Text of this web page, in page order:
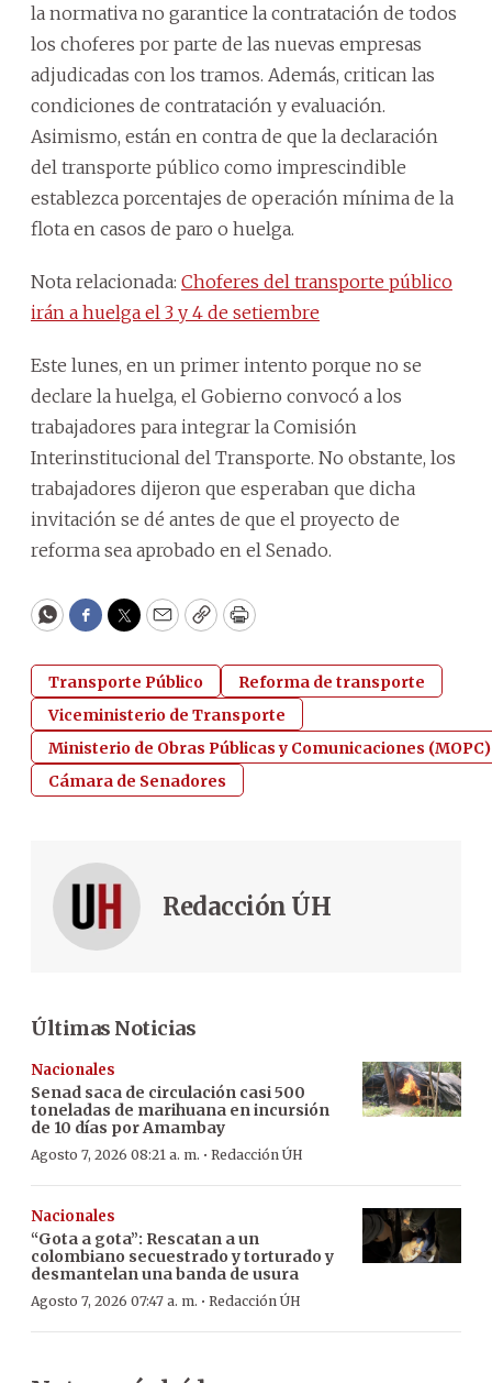
la normativa no garantice la contratación de todos
los choferes por parte de las nuevas empresas
adjudicadas con los tramos. Además, critican las
condiciones de contratación y evaluación.
Asimismo, están en contra de que la declaración
del transporte público como imprescindible
establezca porcentajes de operación mínima de la
flota en casos de paro o huelga.
Nota relacionada: Choferes del transporte público
irán a huelga el 3 y 4 de setiembre
Este lunes, en un primer intento porque no se
declare la huelga, el Gobierno convocó a los
trabajadores para integrar la Comisión
Interinstitucional del Transporte. No obstante, los
trabajadores dijeron que esperaban que dicha
invitación se dé antes de que el proyecto de
reforma sea aprobado en el Senado.
WhatsApp
Facebook
Twitter
EmailCopyPrint
Transporte Público
Reforma de transporte
Viceministerio de Transporte
Ministerio de Obras Públicas y Comunicaciones (MOPC)
Cámara de Senadores
Redacción ÚH
Últimas Noticias
Nacionales
Senad saca de circulación casi 500
toneladas de marihuana en incursión
de 10 días por Amambay
Agosto 7, 2026 08:21 a. m. · Redacción ÚH
Nacionales
“Gota a gota”: Rescatan a un
colombiano secuestrado y torturado y
desmantelan una banda de usura
Agosto 7, 2026 07:47 a. m. · Redacción ÚH